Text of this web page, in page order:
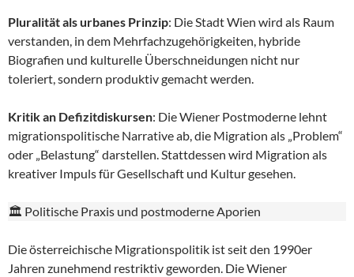
Pluralität als urbanes Prinzip: Die Stadt Wien wird als Raum
verstanden, in dem Mehrfachzugehörigkeiten, hybride
Biografien und kulturelle Überschneidungen nicht nur
toleriert, sondern produktiv gemacht werden.
Kritik an Defizitdiskursen: Die Wiener Postmoderne lehnt
migrationspolitische Narrative ab, die Migration als „Problem“
oder „Belastung“ darstellen. Stattdessen wird Migration als
kreativer Impuls für Gesellschaft und Kultur gesehen.
🏛️ Politische Praxis und postmoderne Aporien
Die österreichische Migrationspolitik ist seit den 1990er
Jahren zunehmend restriktiv geworden. Die Wiener